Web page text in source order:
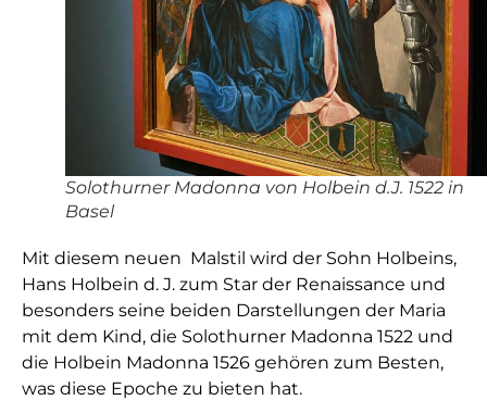
Solothurner Madonna von Holbein d.J. 1522 in
Basel
Mit diesem neuen Malstil wird der Sohn Holbeins,
Hans Holbein d. J. zum Star der Renaissance und
besonders seine beiden Darstellungen der Maria
mit dem Kind, die Solothurner Madonna 1522 und
die Holbein Madonna 1526 gehören zum Besten,
was diese Epoche zu bieten hat.